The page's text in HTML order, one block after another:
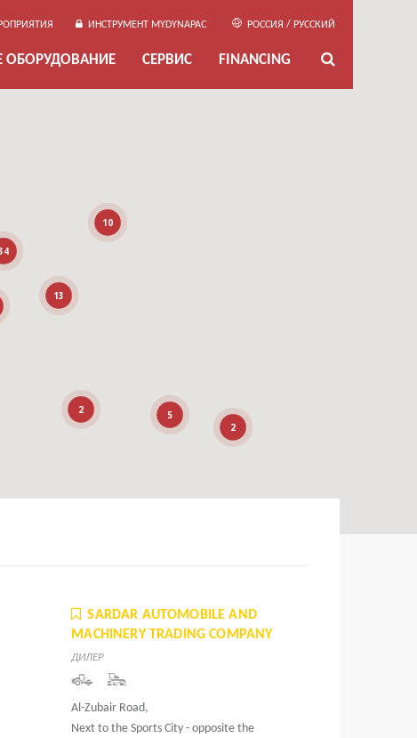
ИНСТРУМЕНТ MYDYNAPAC РОССИЯ / РУССКИЙ
ОБОРУДОВАНИЕ СЕРВИС FINANCING
2
13
10
5
2
SARDAR AUTOMOBILE AND
MACHINERY TRADING COMPANY
ДИЛЕР
Al-Zubair Road,
Next to the Sports City - opposite the